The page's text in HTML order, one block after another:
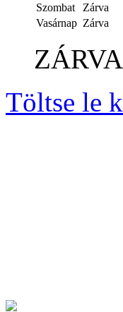
Szombat
Zárva
Vasárnap Zárva
ZÁRVA
Töltse le